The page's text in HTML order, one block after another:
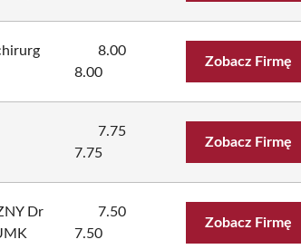
8.00
8.00
Zobacz Firmę
7.75
7.75
Zobacz Firmę
Dr
7.50
7.50
Zobacz Firmę